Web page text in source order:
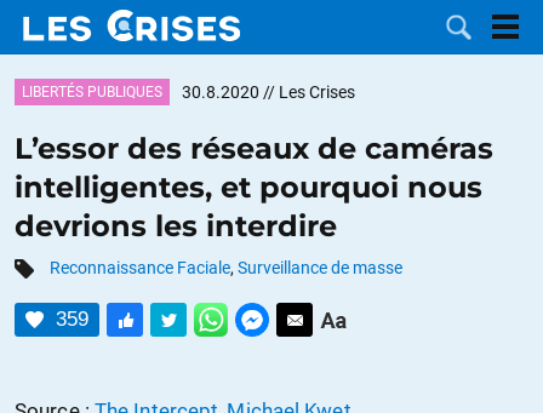
DOSSIERS
CATÉGORIES
MOTS CLÉS
LIBERTÉS PUBLIQUES 30.8.2020 // Les Crises
L’essor des réseaux de caméras
intelligentes, et pourquoi nous
devrions les interdire
Reconnaissance Faciale, Surveillance de masse
359